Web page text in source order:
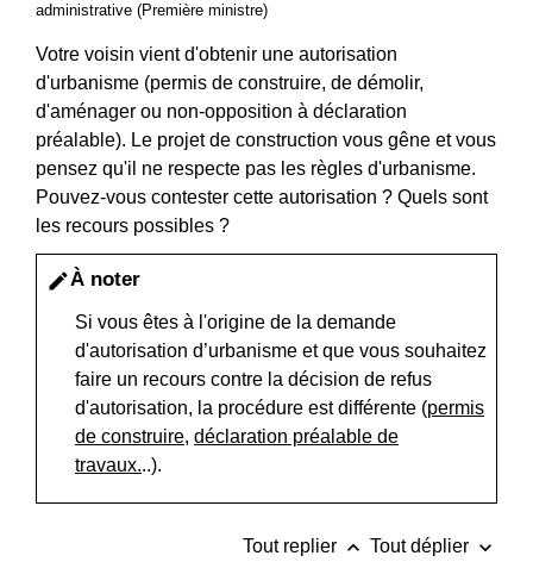
administrative (Première ministre)
Votre voisin vient d'obtenir une autorisation
d'urbanisme (permis de construire, de démolir,
d'aménager ou non-opposition à déclaration
préalable). Le projet de construction vous gêne et vous
pensez qu'il ne respecte pas les règles d'urbanisme.
Pouvez-vous contester cette autorisation ? Quels sont
les recours possibles ?
editÀ noter
Si vous êtes à l'origine de la demande
d'autorisation d’urbanisme et que vous souhaitez
faire un recours contre la décision de refus
d'autorisation, la procédure est différente (permis
de construire, déclaration préalable de
travaux...).
Tout replier keyboard_arrow_up Tout déplier keyboard_arrow_down